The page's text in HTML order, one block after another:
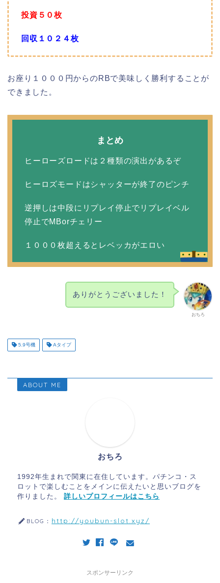
投資５０枚
回収１０２４枚
お座り１０００円からのRBで美味しく勝利することが
できました。
まとめ
ヒーローズロードは２種類の演出があるぞ
ヒーロズモードはシャッターが終了のピンチ
逆押しは中段にリプレイ停止でリプレイベル
停止でMBorチェリー
１０００枚超えるとレベッカがエロい
おちろ
ありがとうございました！
5.9号機 Aタイプ
ABOUT ME
おちろ
1992年生まれで関東に在住しています。パチンコ・ス
ロットで楽しむことをメインに伝えたいと思いブログを
作りました。 詳しいプロフィールはこちら
BLOG： http://youbun-slot.xyz/
スポンサーリンク